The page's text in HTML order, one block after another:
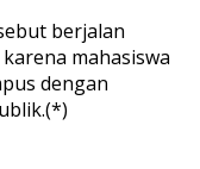
berjalan
mahasiswa
dengan